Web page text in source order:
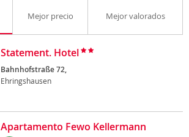
Mejor precio Mejor valorados
Statement. Hotel
Bahnhofstraße 72,
Ehringshausen
Apartamento Fewo Kellermann